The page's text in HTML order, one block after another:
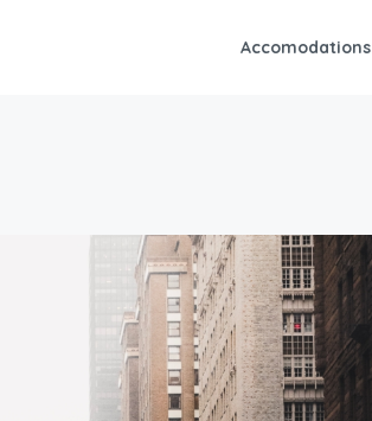
Accomodations